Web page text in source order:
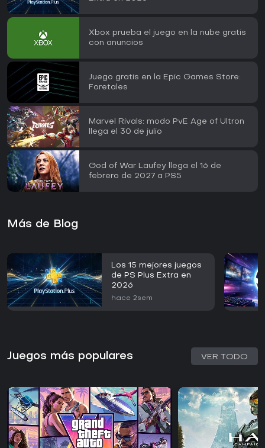
Xbox prueba el juego en la nube gratis
con anuncios
Juego gratis en la Epic Games Store:
Foretales
Marvel Rivals: modo PvE Age of Ultron
llega el 30 de julio
God of War Laufey llega el 16 de
febrero de 2027 a PS5
Más de Blog
Los 15 mejores juegos
de PS Plus Extra en
2026
hace 2sem
Juegos más populares VER TODO